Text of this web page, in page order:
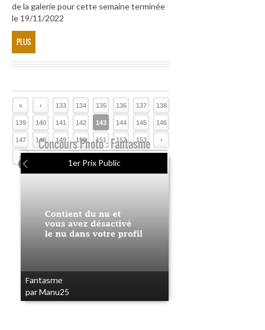
de la galerie pour cette semaine terminée
le 19/11/2022
PLUS
« ‹ 133 134 135 136 137 138
139 140 141 142 143 144 145 146
147 148 149 150 151 152 153 ›
»
Concours Photo : Fantasme
1er Prix Public
Fantasme
par Manu25